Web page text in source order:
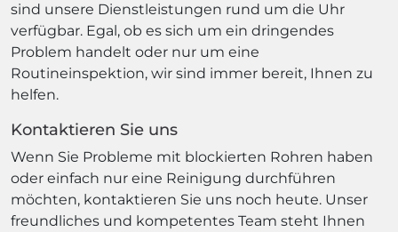
sind unsere Dienstleistungen rund um die Uhr
verfügbar. Egal, ob es sich um ein dringendes
Problem handelt oder nur um eine
Routineinspektion, wir sind immer bereit, Ihnen zu
helfen.
Kontaktieren Sie uns
Wenn Sie Probleme mit blockierten Rohren haben
oder einfach nur eine Reinigung durchführen
möchten, kontaktieren Sie uns noch heute. Unser
freundliches und kompetentes Team steht Ihnen